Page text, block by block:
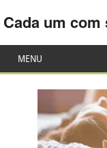
Cada um com
MENU